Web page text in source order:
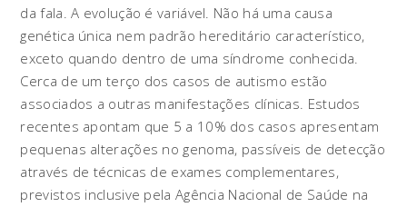
da fala. A evolução é variável. Não há uma causa
genética única nem padrão hereditário característico,
exceto quando dentro de uma síndrome conhecida.
Cerca de um terço dos casos de autismo estão
associados a outras manifestações clínicas. Estudos
recentes apontam que 5 a 10% dos casos apresentam
pequenas alterações no genoma, passíveis de detecção
através de técnicas de exames complementares,
previstos inclusive pela Agência Nacional de Saúde na